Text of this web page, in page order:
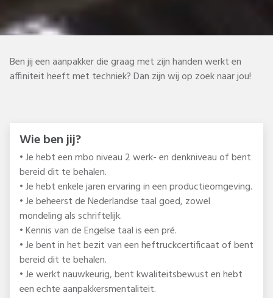
Ben jij een aanpakker die graag met zijn handen werkt en
affiniteit heeft met techniek? Dan zijn wij op zoek naar jou!
Wie ben jij?
• Je hebt een mbo niveau 2 werk- en denkniveau of bent
bereid dit te behalen.
• Je hebt enkele jaren ervaring in een productieomgeving.
• Je beheerst de Nederlandse taal goed, zowel
mondeling als schriftelijk.
• Kennis van de Engelse taal is een pré.
• Je bent in het bezit van een heftruckcertificaat of bent
bereid dit te behalen.
• Je werkt nauwkeurig, bent kwaliteitsbewust en hebt
een echte aanpakkersmentaliteit.